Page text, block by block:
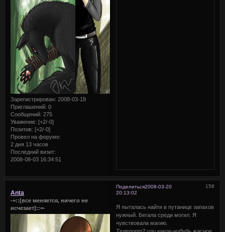
Зарегистрирован: 2008-03-18
Приглашений: 0
Сообщений: 275
Уважение: [+2/-0]
Позитив: [+2/-0]
Провел на форуме:
2 дня 13 часов
Последний визит:
2008-08-03 16:34:51
Поделиться 158
2008-03-20
20:13:02
Anta
-=::[все меняется, ничего не
исчезает]::=-
Я пыталась найти в путанице запахов
нужный. Бегала среди могил. Я
чувствовала магию.